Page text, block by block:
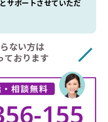
サポートさせていただ
ない方は
ております